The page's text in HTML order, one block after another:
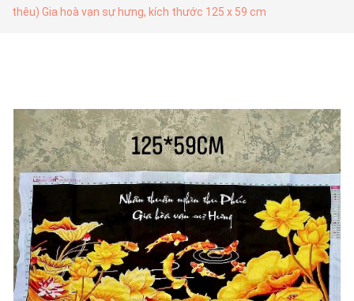
thêu) Gia hoà vạn sự hưng, kích thước 125 x 59 cm